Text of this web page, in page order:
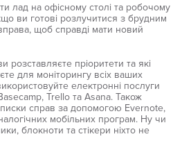
лад на офісному столі та робочому
ви готові розлучитися з брудним
щоб справді мати новий
розставляєте пріоритети та які
для моніторингу всіх ваших
електронні послуги
Trello та Asana. Також
справ за допомогою Evernote,
мобільних програм. Ну чи
блокноти та стікери ніхто не